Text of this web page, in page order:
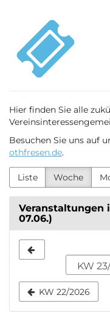
Inhalt
springen
VIG
Othfresen
Hier finden Sie alle
Besuchen Sie uns auf
othfresen.de.
Liste Woche
Veranstaltungen
07.06.)
zur
Anzeige
KW 22/2026